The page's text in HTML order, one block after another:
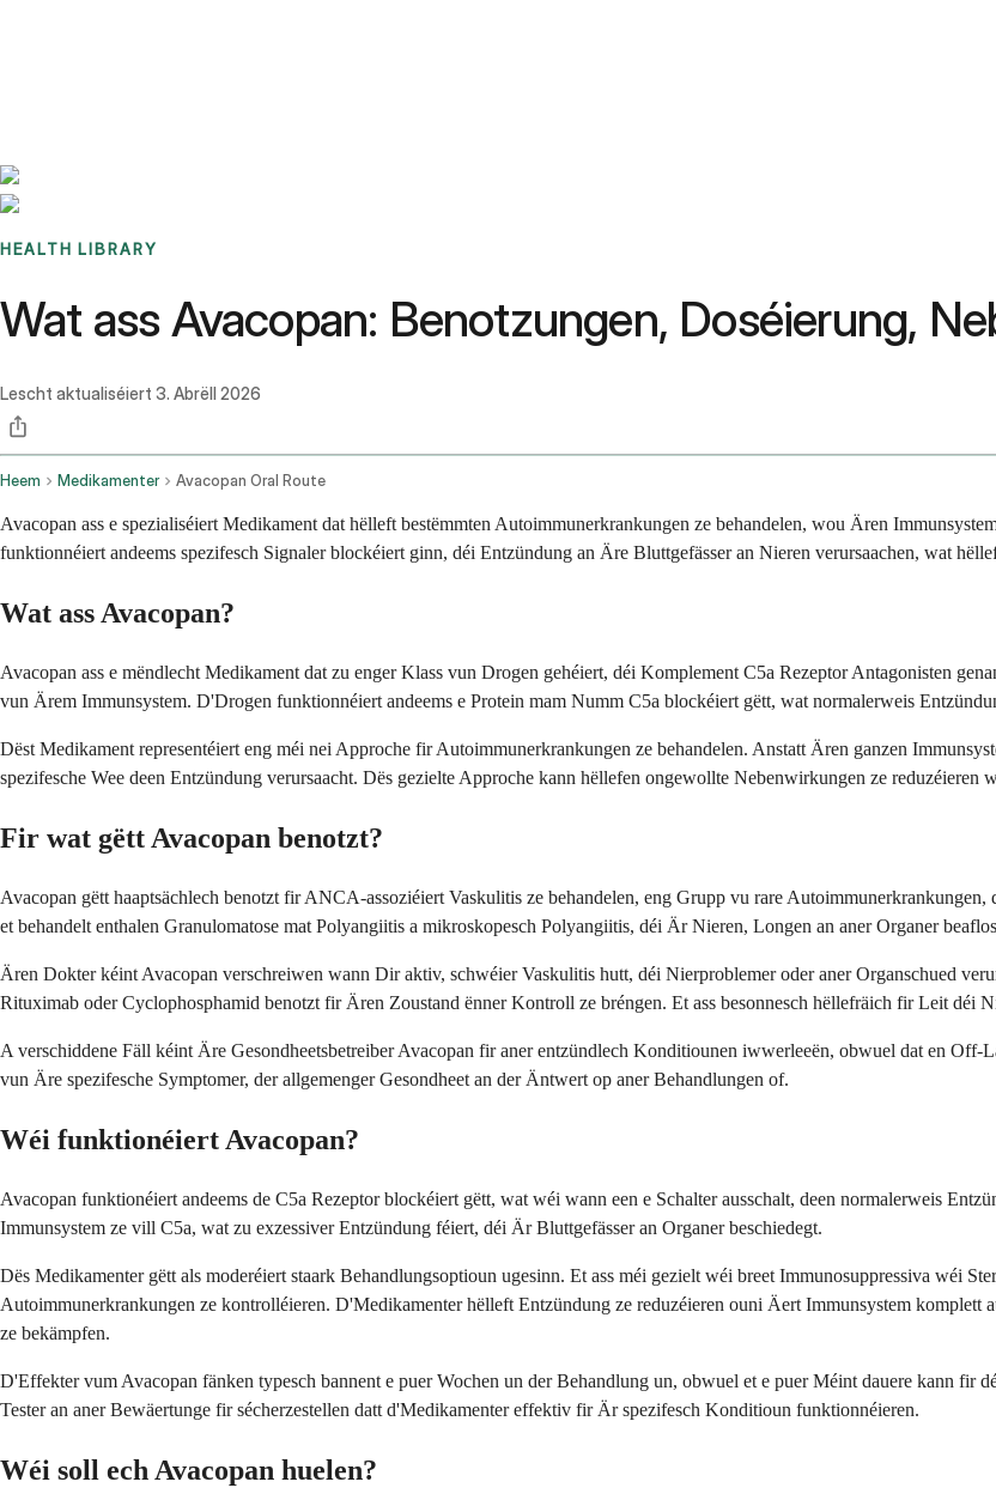
HEALTH LIBRARY
Wat ass Avacopan: Benotzungen, Doséierung,
Lescht aktualiséiert 3. Abrëll 2026
Heem Medikamenter Avacopan Oral Route
Avacopan ass e spezialiséiert Medikament dat hëlleft bestëmmten Autoimmunerkrankungen ze behandelen, wou Ären
funktionnéiert andeems spezifesch Signaler blockéiert ginn, déi Entzündung an Äre Bluttgefässer an Nieren verursaachen, wat
Wat ass Avacopan?
Avacopan ass e mëndlecht Medikament dat zu enger Klass vun Drogen gehéiert, déi Komplement C5a Rezeptor Antagonisten
vun Ärem Immunsystem. D'Drogen funktionnéiert andeems e Protein mam Numm C5a blockéiert gëtt, wat normalerweis
Dëst Medikament representéiert eng méi nei Approche fir Autoimmunerkrankungen ze behandelen. Anstatt Ären ganzen
spezifesche Wee deen Entzündung verursaacht. Dës gezielte Approche kann hëllefen ongewollte Nebenwirkungen ze
Fir wat gëtt Avacopan benotzt?
Avacopan gëtt haaptsächlech benotzt fir ANCA-assoziéiert Vaskulitis ze behandelen, eng Grupp vu rare
et behandelt enthalen Granulomatose mat Polyangiitis a mikroskopesch Polyangiitis, déi Är Nieren, Longen an aner Organer
Ären Dokter kéint Avacopan verschreiwen wann Dir aktiv, schwéier Vaskulitis hutt, déi Nierproblemer oder aner Organschued
Rituximab oder Cyclophosphamid benotzt fir Ären Zoustand ënner Kontroll ze bréngen. Et ass besonnesch hëllefräich fir Leit déi
A verschiddene Fäll kéint Äre Gesondheetsbetreiber Avacopan fir aner entzündlech Konditiounen iwwerleeën, obwuel dat en
vun Äre spezifesche Symptomer, der allgemenger Gesondheet an der Äntwert op aner Behandlungen of.
Wéi funktionéiert Avacopan?
Avacopan funktionéiert andeems de C5a Rezeptor blockéiert gëtt, wat wéi wann een e Schalter ausschalt, deen normalerweis
Immunsystem ze vill C5a, wat zu exzessiver Entzündung féiert, déi Är Bluttgefässer an Organer beschiedegt.
Dës Medikamenter gëtt als moderéiert staark Behandlungsoptioun ugesinn. Et ass méi gezielt wéi breet Immunosuppressiva wéi
Autoimmunerkrankungen ze kontrolléieren. D'Medikamenter hëlleft Entzündung ze reduzéieren ouni Äert Immunsystem komplett
ze bekämpfen.
D'Effekter vum Avacopan fänken typesch bannent e puer Wochen un der Behandlung un, obwuel et e puer Méint dauere kann
Tester an aner Bewäertunge fir sécherzestellen datt d'Medikamenter effektiv fir Är spezifesch Konditioun funktionnéieren.
Wéi soll ech Avacopan huelen?